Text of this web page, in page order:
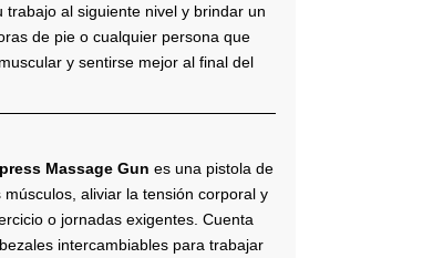
al siguiente nivel y brindar un
de pie o cualquier persona que
y sentirse mejor al final del
Massage Gun es una pistola de
aliviar la tensión corporal y
o jornadas exigentes. Cuenta
intercambiables para trabajar